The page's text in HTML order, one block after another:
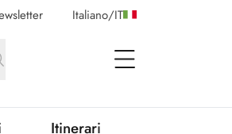
Italiano/IT
open Menu
Itinerari